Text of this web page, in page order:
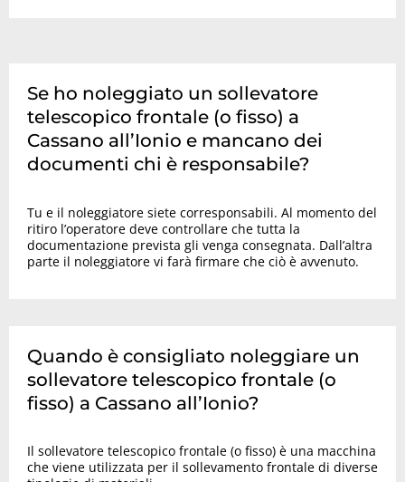
Se ho noleggiato un sollevatore
telescopico frontale (o fisso) a
Cassano all’Ionio e mancano dei
documenti chi è responsabile?
Tu e il noleggiatore siete corresponsabili. Al momento del
ritiro l’operatore deve controllare che tutta la
documentazione prevista gli venga consegnata. Dall’altra
parte il noleggiatore vi farà firmare che ciò è avvenuto.
Quando è consigliato noleggiare un
sollevatore telescopico frontale (o
fisso) a Cassano all’Ionio?
Il sollevatore telescopico frontale (o fisso) è una macchina
che viene utilizzata per il sollevamento frontale di diverse